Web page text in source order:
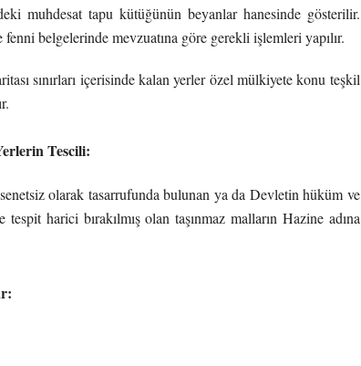
muhdesat tapu kütüğünün beyanlar hanesinde gösterilir.
belgelerinde mevzuatına göre gerekli işlemleri yapılır.
sınırları içerisinde kalan yerler özel mülkiyete konu teşkil
Tescili:
olarak tasarrufunda bulunan ya da Devletin hüküm ve
harici bırakılmış olan taşınmaz malların Hazine adına